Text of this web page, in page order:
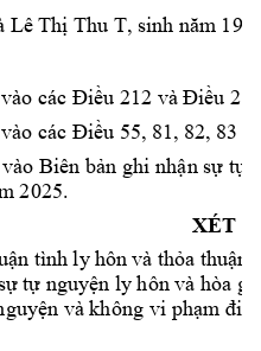
Lê Thị Thu T, sinh năm
vào các Điều 212 và Điều
vào các Điều 55, 81, 82, 83 c
Biên bản ghi nhận sự tự
2025.
XÉT
ận tình lyhôn và thỏa thuận
ự tự nguyện ly hôn và hòa gi
ện và không vi phạm điề